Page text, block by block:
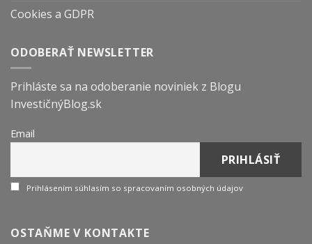
Cookies a GDPR
ODOBERAŤ NEWSLETTER
Prihláste sa na odoberanie noviniek z Blogu
InvestičnýBlog.sk
Email
Prihlásením súhlasím so spracovaním osobných údajov
OSTAŇME V KONTAKTE